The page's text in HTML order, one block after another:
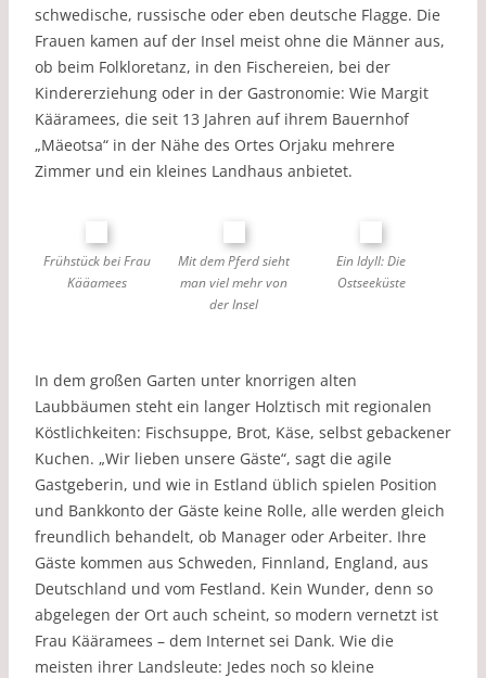
schwedische, russische oder eben deutsche Flagge. Die
Frauen kamen auf der Insel meist ohne die Männer aus,
ob beim Folkloretanz, in den Fischereien, bei der
Kindererziehung oder in der Gastronomie: Wie Margit
Kääramees, die seit 13 Jahren auf ihrem Bauernhof
„Mäeotsa“ in der Nähe des Ortes Orjaku mehrere
Zimmer und ein kleines Landhaus anbietet.
Frühstück bei Frau
Kääamees
Mit dem Pferd sieht
man viel mehr von
der Insel
Ein Idyll: Die
Ostseeküste
In dem großen Garten unter knorrigen alten
Laubbäumen steht ein langer Holztisch mit regionalen
Köstlichkeiten: Fischsuppe, Brot, Käse, selbst gebackener
Kuchen. „Wir lieben unsere Gäste“, sagt die agile
Gastgeberin, und wie in Estland üblich spielen Position
und Bankkonto der Gäste keine Rolle, alle werden gleich
freundlich behandelt, ob Manager oder Arbeiter. Ihre
Gäste kommen aus Schweden, Finnland, England, aus
Deutschland und vom Festland. Kein Wunder, denn so
abgelegen der Ort auch scheint, so modern vernetzt ist
Frau Kääramees – dem Internet sei Dank. Wie die
meisten ihrer Landsleute: Jedes noch so kleine